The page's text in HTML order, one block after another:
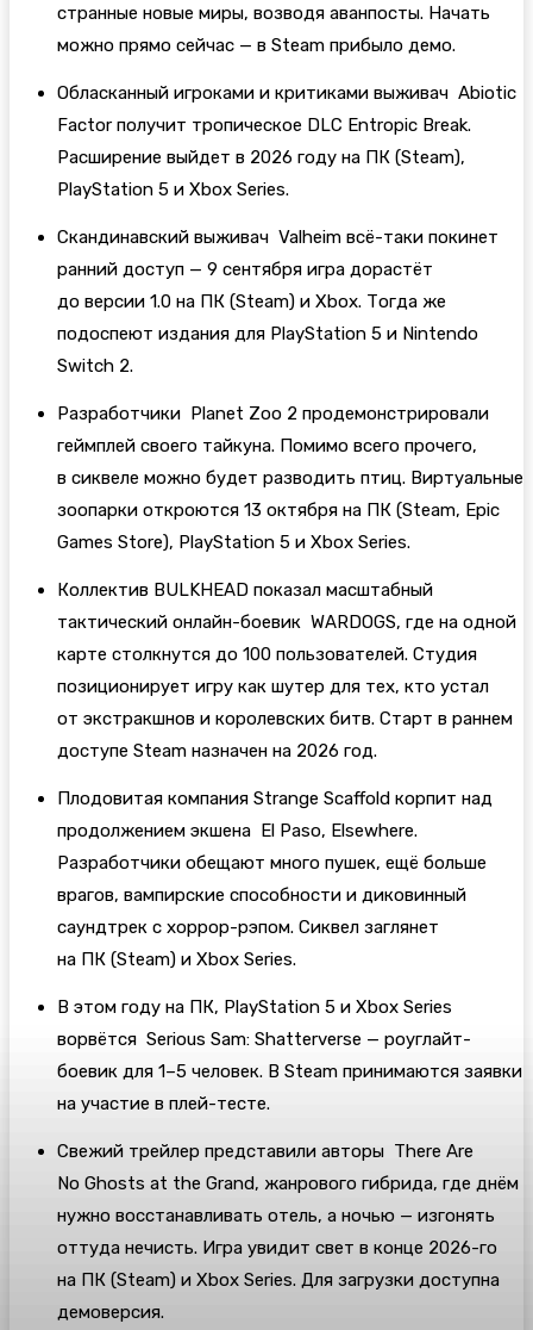
странные новые миры, возводя аванпосты. Начать
можно прямо сейчас — в Steam прибыло демо.
Обласканный игроками и критиками выживач Abiotic
Factor получит тропическое DLC Entropic Break.
Расширение выйдет в 2026 году на ПК (Steam),
PlayStation 5 и Xbox Series.
Скандинавский выживач Valheim всё-таки покинет
ранний доступ — 9 сентября игра дорастёт
до версии 1.0 на ПК (Steam) и Xbox. Тогда же
подоспеют издания для PlayStation 5 и Nintendo
Switch 2.
Разработчики Planet Zoo 2 продемонстрировали
геймплей своего тайкуна. Помимо всего прочего,
в сиквеле можно будет разводить птиц. Виртуальные
зоопарки откроются 13 октября на ПК (Steam, Epic
Games Store), PlayStation 5 и Xbox Series.
Коллектив BULKHEAD показал масштабный
тактический онлайн-боевик WARDOGS, где на одной
карте столкнутся до 100 пользователей. Студия
позиционирует игру как шутер для тех, кто устал
от экстракшнов и королевских битв. Старт в раннем
доступе Steam назначен на 2026 год.
Плодовитая компания Strange Scaffold корпит над
продолжением экшена El Paso, Elsewhere.
Разработчики обещают много пушек, ещё больше
врагов, вампирские способности и диковинный
саундтрек с хоррор-рэпом. Сиквел заглянет
на ПК (Steam) и Xbox Series.
В этом году на ПК, PlayStation 5 и Xbox Series
ворвётся Serious Sam: Shatterverse — роуглайт-
боевик для 1–5 человек. В Steam принимаются заявки
на участие в плей-тесте.
Свежий трейлер представили авторы There Are
No Ghosts at the Grand, жанрового гибрида, где днём
нужно восстанавливать отель, а ночью — изгонять
оттуда нечисть. Игра увидит свет в конце 2026-го
на ПК (Steam) и Xbox Series. Для загрузки доступна
демоверсия.